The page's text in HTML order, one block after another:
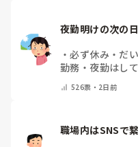
夜勤明けの次の
・必ず休み・ だ
勤務 ・ 夜勤はし
526票・ 2日前
職場内はSNSで